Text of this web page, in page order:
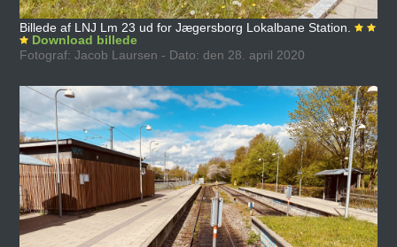
Billede af LNJ Lm 23 ud for Jægersborg Lokalbane Station.
Download billede
Fotograf: Jacob Laursen - Dato: den 28. april 2020